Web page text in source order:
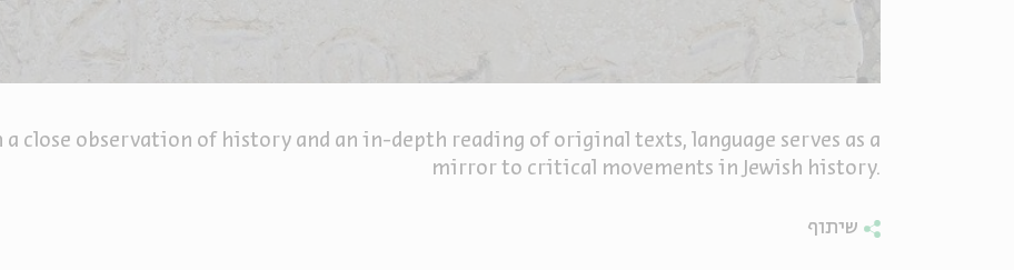
a close observation of history and an in-depth reading of original texts, language serves as a
mirror to critical movements in Jewish history.
שיתוף